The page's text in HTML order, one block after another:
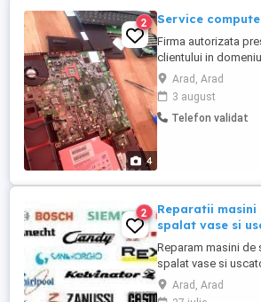
4
2 Service
Firma autorizata
clientului in
calculatoare si
wireless, instalare
de orice fel,
instalare antivirus
Arad, Arad
3 august
Telefon validat
2
Reparatii
spalat vase si
Reparam masini de
spalat vase si
piese noi din stoc
ocupam de aceasta
Arad, Arad